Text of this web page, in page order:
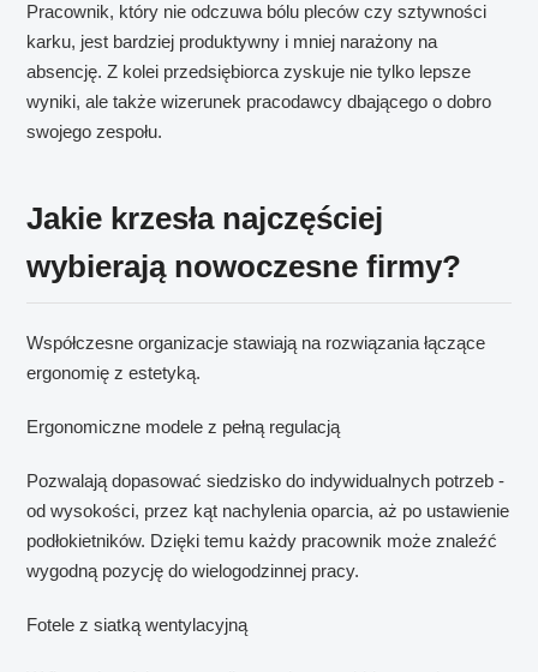
Pracownik, który nie odczuwa bólu pleców czy sztywności
karku, jest bardziej produktywny i mniej narażony na
absencję. Z kolei przedsiębiorca zyskuje nie tylko lepsze
wyniki, ale także wizerunek pracodawcy dbającego o dobro
swojego zespołu.
Jakie krzesła najczęściej
wybierają nowoczesne firmy?
Współczesne organizacje stawiają na rozwiązania łączące
ergonomię z estetyką.
Ergonomiczne modele z pełną regulacją
Pozwalają dopasować siedzisko do indywidualnych potrzeb -
od wysokości, przez kąt nachylenia oparcia, aż po ustawienie
podłokietników. Dzięki temu każdy pracownik może znaleźć
wygodną pozycję do wielogodzinnej pracy.
Fotele z siatką wentylacyjną